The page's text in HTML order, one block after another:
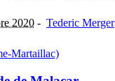
2020 - Tederic Merger
Martaillac)